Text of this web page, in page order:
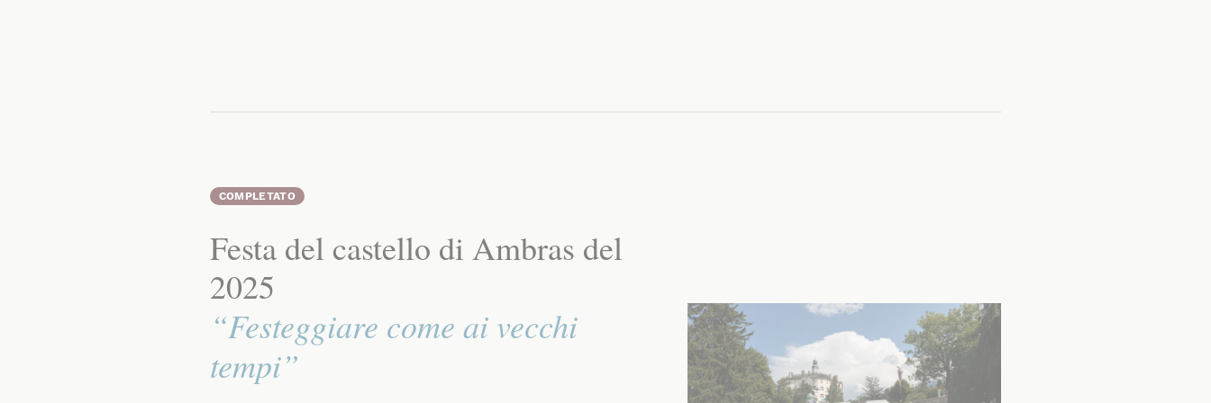
COMPLETATO
Festa del castello di Ambras del
2025
“Festeggiare come ai vecchi
tempi”